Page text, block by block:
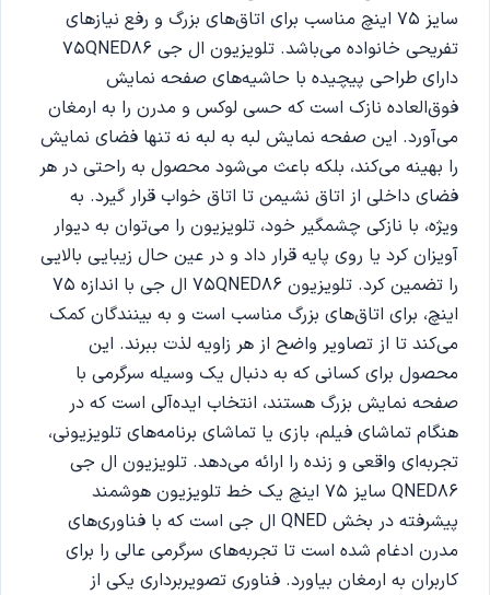
سایز 75 اینچ مناسب برای اتاق‌های بزرگ و رفع نیازهای
تفریحی خانواده می‌باشد. تلویزیون ال جی 75QNED86
دارای طراحی پیچیده با حاشیه‌های صفحه نمایش
فوق‌العاده نازک است که حسی لوکس و مدرن را به ارمغان
می‌آورد. این صفحه نمایش لبه به لبه نه تنها فضای نمایش
را بهینه می‌کند، بلکه باعث می‌شود محصول به راحتی در هر
فضای داخلی از اتاق نشیمن تا اتاق خواب قرار گیرد. به
ویژه، با نازکی چشمگیر خود، تلویزیون را می‌توان به دیوار
آویزان کرد یا روی پایه قرار داد و در عین حال زیبایی بالایی
را تضمین کرد. تلویزیون 75QNED86 ال جی با اندازه 75
اینچ، برای اتاق‌های بزرگ مناسب است و به بینندگان کمک
می‌کند تا از تصاویر واضح از هر زاویه لذت ببرند. این
محصول برای کسانی که به دنبال یک وسیله سرگرمی با
صفحه نمایش بزرگ هستند، انتخاب ایده‌آلی است که در
هنگام تماشای فیلم، بازی یا تماشای برنامه‌های تلویزیونی،
تجربه‌ای واقعی و زنده را ارائه می‌دهد. تلویزیون ال جی
QNED86 سایز 75 اینچ یک خط تلویزیون هوشمند
پیشرفته در بخش QNED ال‌ جی است که با فناوری‌های
مدرن ادغام شده است تا تجربه‌های سرگرمی عالی را برای
کاربران به ارمغان بیاورد. فناوری تصویربرداری یکی از